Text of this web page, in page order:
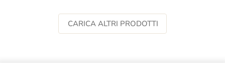
CARICA ALTRI PRODOTTI